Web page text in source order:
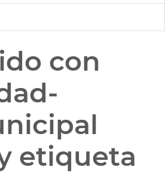
con
etiqueta